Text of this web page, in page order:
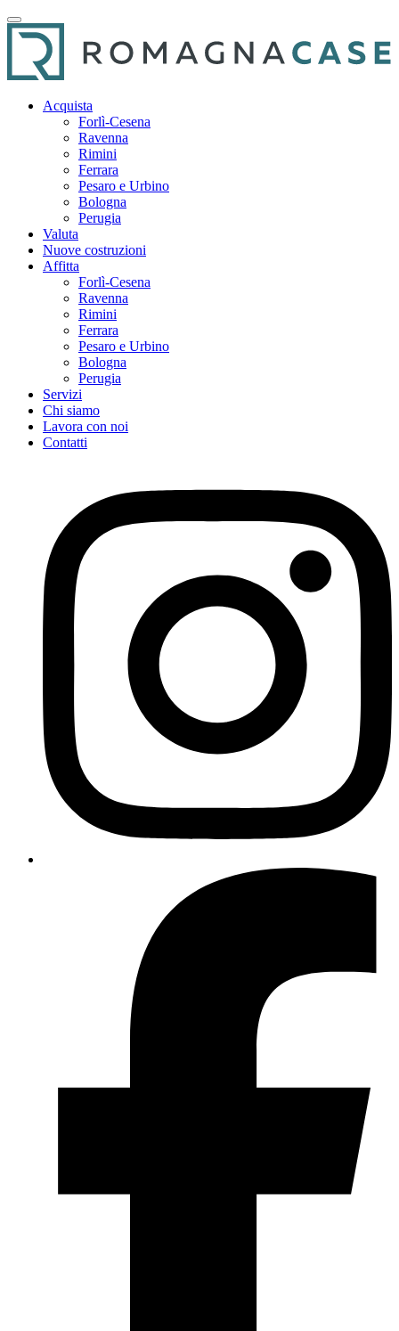
Acquista
Forlì-Cesena
Ravenna
Rimini
Ferrara
Pesaro e Urbino
Bologna
Perugia
Valuta
Nuove costruzioni
Affitta
Forlì-Cesena
Ravenna
Rimini
Ferrara
Pesaro e Urbino
Bologna
Perugia
Servizi
Chi siamo
Lavora con noi
Contatti